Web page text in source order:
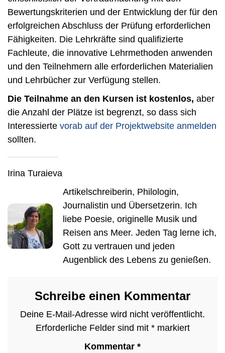
Bewertungskriterien und der Entwicklung der für den
erfolgreichen Abschluss der Prüfung erforderlichen
Fähigkeiten. Die Lehrkräfte sind qualifizierte
Fachleute, die innovative Lehrmethoden anwenden
und den Teilnehmern alle erforderlichen Materialien
und Lehrbücher zur Verfügung stellen.
Die Teilnahme an den Kursen ist kostenlos, aber
die Anzahl der Plätze ist begrenzt, so dass sich
Interessierte vorab auf der Projektwebsite anmelden
sollten.
Irina Turaieva
Artikelschreiberin, Philologin,
Journalistin und Übersetzerin. Ich
liebe Poesie, originelle Musik und
Reisen ans Meer. Jeden Tag lerne ich,
Gott zu vertrauen und jeden
Augenblick des Lebens zu genießen.
Schreibe einen Kommentar
Deine E-Mail-Adresse wird nicht veröffentlicht.
Erforderliche Felder sind mit *markiert
Kommentar *